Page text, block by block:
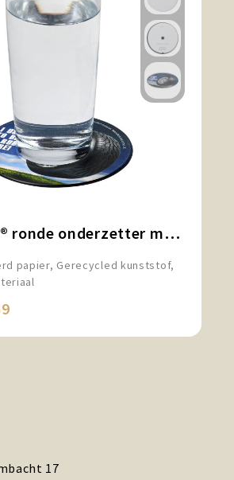
Brite-Mat® ronde onderzetter met bandmateriaal
papier, Gerecycled kunststof,
17